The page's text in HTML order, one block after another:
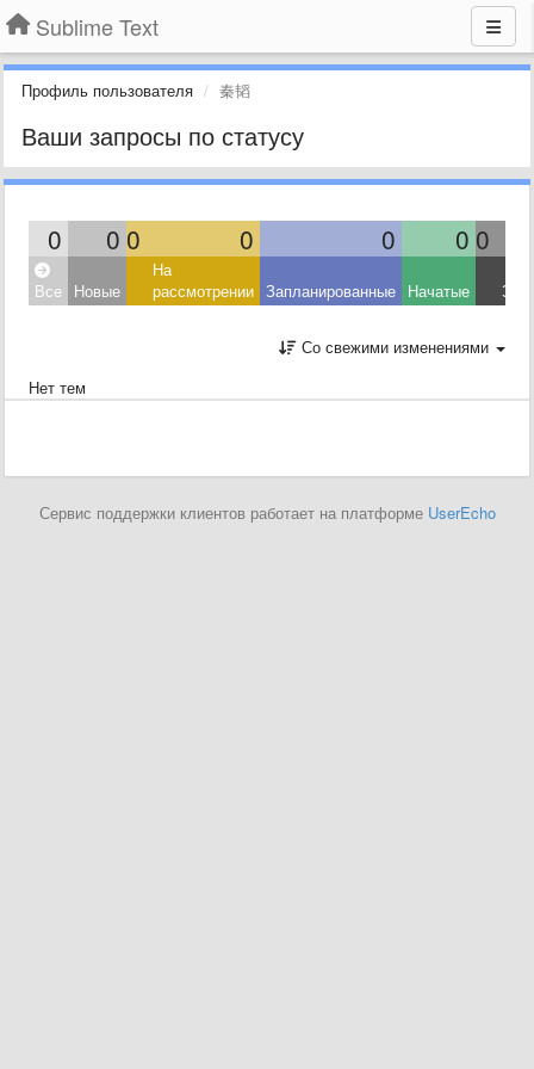
Sublime Text
Профиль пользователя 秦韬
Ваши запросы по статусу
0 0 0 0 0 0 0
Все Новые
На
рассмотрении Запланированные Начатые
Со свежими изменениями
Нет тем
Сервис поддержки клиентов работает на платформе UserEcho